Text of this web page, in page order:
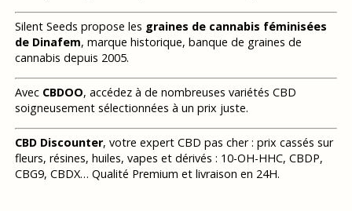
Silent Seeds propose les graines de cannabis féminisées
de Dinafem, marque historique, banque de graines de
cannabis depuis 2005.
Avec CBDOO, accédez à de nombreuses variétés CBD
soigneusement sélectionnées à un prix juste.
CBD Discounter, votre expert CBD pas cher : prix cassés sur
fleurs, résines, huiles, vapes et dérivés : 10-OH-HHC, CBDP,
CBG9, CBDX… Qualité Premium et livraison en 24H.